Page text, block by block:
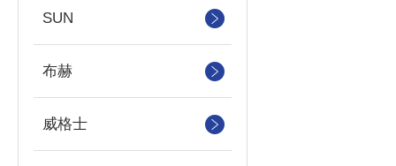
SUN
布赫
威格士